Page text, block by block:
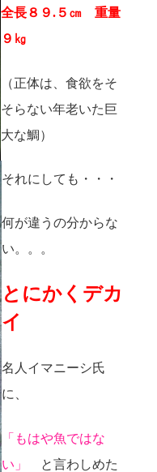
全長８９.５㎝ 重量
９㎏
（正体は、食欲をそ
そらない年老いた巨
大な鯛）
それにしても・・・
何が違うの分からな
い。。。
とにかくデカ
イ
名人イマニーシ氏
に、
「もはや魚ではな
い」
と言わしめた